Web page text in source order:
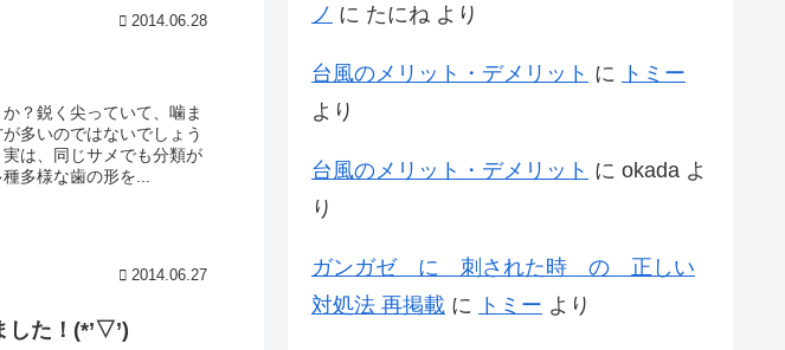
2014.06.28
？鋭く尖っていて、噛ま
多いのではないでしょう
は、同じサメでも分類が
多様な歯の形を...
2014.06.27
した！(*’▽’)
ノ に たにね より
台風のメリット・デメリット に
トミー
より
台風のメリット・デメリット に okada よ
り
ガンガゼ に 刺された時 の 正しい
対処法 再掲載 に トミー より